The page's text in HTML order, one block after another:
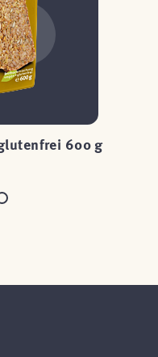
600 g